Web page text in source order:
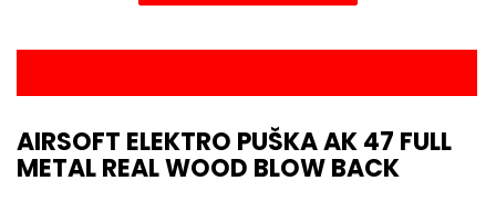
AIRSOFT ELEKTRO PUŠKA AK 47 FULL
METAL REAL WOOD BLOW BACK